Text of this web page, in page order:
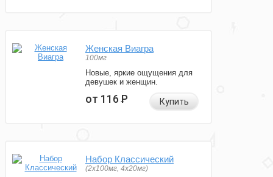
Женская Виагра
100мг
Новые, яркие ощущения для
девушек и женщин.
от 116Р Купить
Набор Классический
(2x100мг, 4x20мг)